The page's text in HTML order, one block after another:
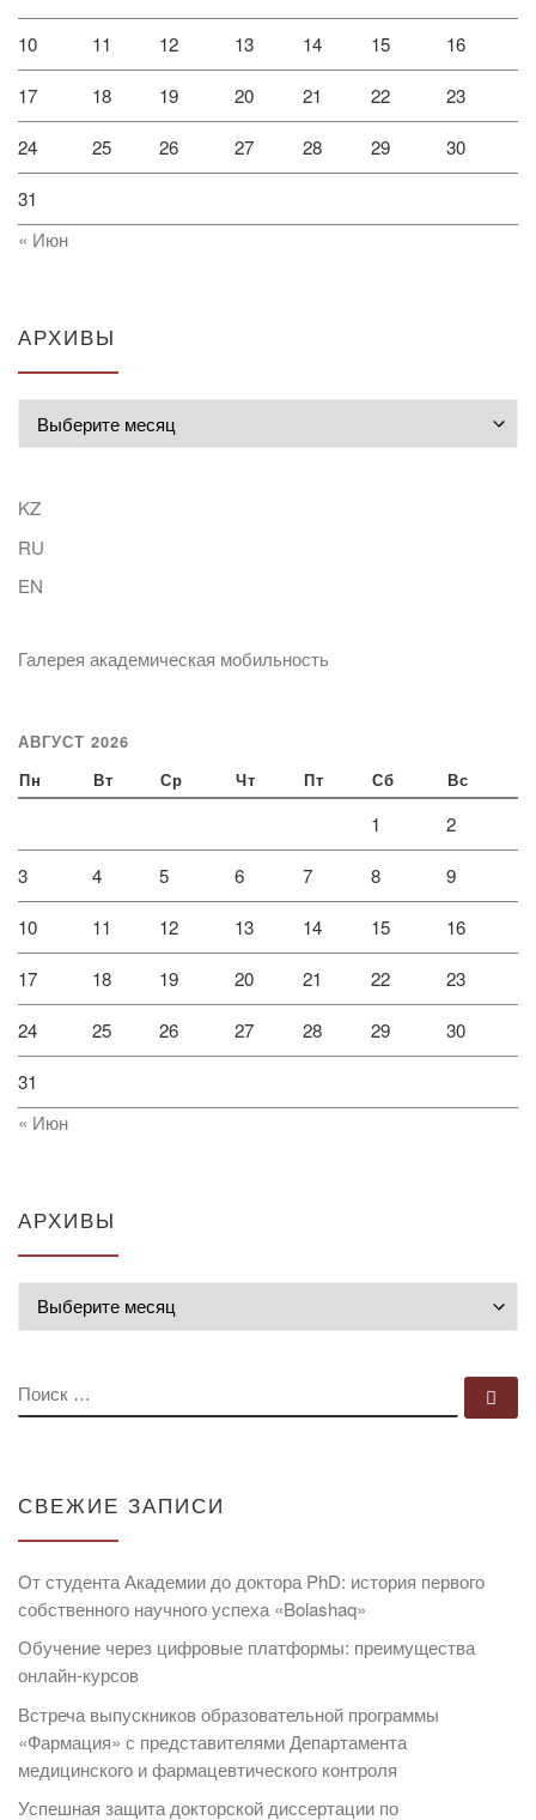
10 11 12 13 14 15 16
17 18 19 20 21 22 23
24 25 26 27 28 29 30
31
« Июн
АРХИВЫ
KZ
RU
EN
Галерея академическая мобильность
АВГУСТ 2026
Пн Вт Ср Чт Пт Сб Вс
1 2
3 4 5 6 7 8 9
10 11 12 13 14 15 16
17 18 19 20 21 22 23
24 25 26 27 28 29 30
31
« Июн
АРХИВЫ
ПОИСК
СВЕЖИЕ ЗАПИСИ
От студента Академии до доктора PhD: история первого
собственного научного успеха «Bolashaq»
Обучение через цифровые платформы: преимущества
онлайн-курсов
Встреча выпускников образовательной программы
«Фармация» с представителями Департамента
медицинского и фармацевтического контроля
Успешная защита докторской диссертации по